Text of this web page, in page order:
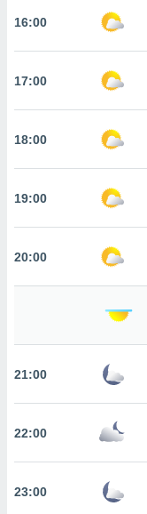
abono
como
de
interés
Para
u
16:00
17:00
18:00
19:00
20:00
21:00
22:00
23:00